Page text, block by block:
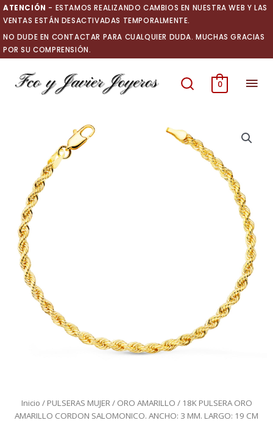
Ir
al
contenido
ATENCIÓN - ESTAMOS REALIZANDO CAMBIOS EN NUESTRA WEB Y LAS
VENTAS ESTÁN DESACTIVADAS TEMPORALMENTE.
NO DUDE EN CONTACTAR PARA CUALQUIER DUDA. MUCHAS GRACIAS
POR SU COMPRENSIÓN.
0
Inicio / PULSERAS MUJER / ORO AMARILLO / 18K PULSERA ORO
AMARILLO CORDON SALOMONICO. ANCHO: 3 MM. LARGO: 19 CM